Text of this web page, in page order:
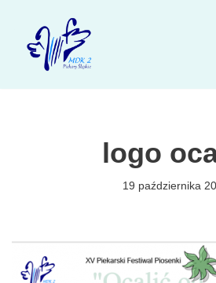
Przejdź
logo
19 października